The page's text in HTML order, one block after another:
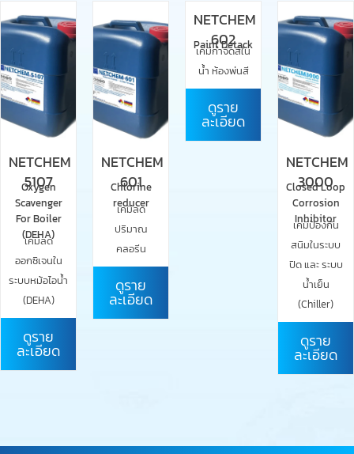
NETCHEM
5107
Oxygen
Scavenger
For Boiler
(DEHA)
เคมีลด
ออกซิเจนใน
ระบบหม้อไอน้ำ
(DEHA)
ดูราย
ละเอียด
NETCHEM
601
Chlorine
reducer
เคมีลด
ปริมาณ
คลอรีน
ดูราย
ละเอียด
NETCHEM
602
Paint Detack
เคมีกำจัดสีใน
น้ำ ห้องพ่นสี
ดูราย
ละเอียด
NETCHEM
3000
Closed Loop
Corrosion
Inhibitor
เคมีป้องกัน
สนิมในระบบ
ปิด และ ระบบ
น้ำเย็น
(Chiller)
ดูราย
ละเอียด